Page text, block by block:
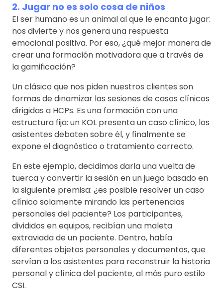
2. Jugar no es solo cosa de niños
El ser humano es un animal al que le encanta jugar:
nos divierte y nos genera una respuesta
emocional positiva. Por eso, ¿qué mejor manera de
crear una formación motivadora que a través de
la gamificación?
Un clásico que nos piden nuestros clientes son
formas de dinamizar las sesiones de casos clínicos
dirigidas a HCPs. Es una formación con una
estructura fija: un KOL presenta un caso clínico, los
asistentes debaten sobre él, y finalmente se
expone el diagnóstico o tratamiento correcto.
En este ejemplo, decidimos darla una vuelta de
tuerca y convertir la sesión en un juego basado en
la siguiente premisa: ¿es posible resolver un caso
clínico solamente mirando las pertenencias
personales del paciente? Los participantes,
divididos en equipos, recibían una maleta
extraviada de un paciente. Dentro, había
diferentes objetos personales y documentos, que
servían a los asistentes para reconstruir la historia
personal y clínica del paciente, al más puro estilo
CSI.